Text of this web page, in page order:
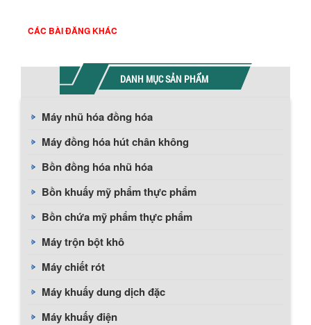
CÁC BÀI ĐĂNG KHÁC
DANH MỤC SẢN PHẨM
Máy nhũ hóa đồng hóa
Máy đồng hóa hút chân không
Bồn đồng hóa nhũ hóa
Bồn khuấy mỹ phẩm thực phẩm
Bồn chứa mỹ phẩm thực phẩm
Máy trộn bột khô
Máy chiết rót
Máy khuấy dung dịch đặc
Máy khuấy điện